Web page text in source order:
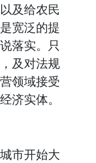
及给农民
宽泛的提
落实。只
及对法规
领域接受
济实体。
市开始大